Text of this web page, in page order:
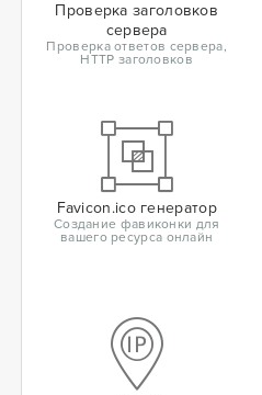
Проверка заголовков
сервера
Проверка ответов сервера,
HTTP заголовков
Favicon.ico генератор
Создание фавиконки для
вашего ресурса онлайн